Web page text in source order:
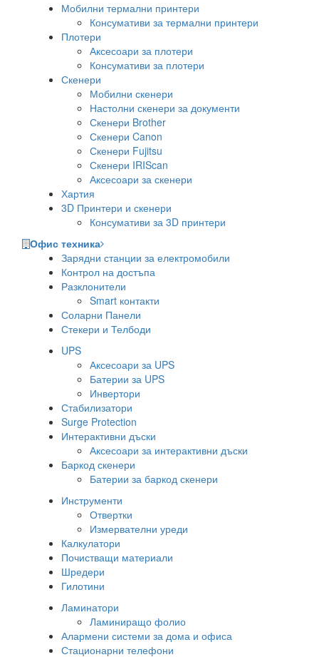
Мобилни термални принтери
Консумативи за термални принтери
Плотери
Аксесоари за плотери
Консумативи за плотери
Скенери
Мобилни скенери
Настолни скенери за документи
Скенери Brother
Скенери Canon
Скенери Fujitsu
Скенери IRIScan
Аксесоари за скенери
Хартия
3D Принтери и скенери
Консумативи за 3D принтери
Офис техника
Зарядни станции за електромобили
Контрол на достъпа
Разклонители
Smart контакти
Соларни Панели
Стекери и Телбоди
UPS
Аксесоари за UPS
Батерии за UPS
Инвертори
Стабилизатори
Surge Protection
Интерактивни дъски
Аксесоари за интерактивни дъски
Баркод скенери
Батерии за баркод скенери
Инструменти
Отвертки
Измервателни уреди
Калкулатори
Почистващи материали
Шредери
Гилотини
Ламинатори
Ламиниращо фолио
Алармени системи за дома и офиса
Стационарни телефони